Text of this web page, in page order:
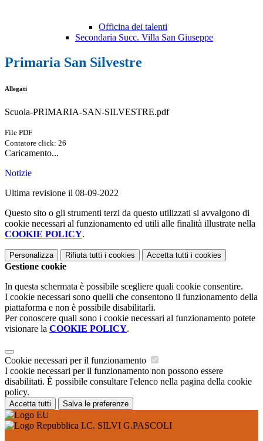
Officina dei talenti
Secondaria Succ. Villa San Giuseppe
Primaria San Silvestre
Allegati
Scuola-PRIMARIA-SAN-SILVESTRE.pdf
File PDF
Contatore click: 26
Caricamento...
Notizie
Ultima revisione il 08-09-2022
Questo sito o gli strumenti terzi da questo utilizzati si avvalgono di
cookie necessari al funzionamento ed utili alle finalità illustrate nella
COOKIE POLICY.
Personalizza Rifiuta tutti i cookies Accetta tutti i cookies
Gestione cookie
In questa schermata è possibile scegliere quali cookie consentire.
I cookie necessari sono quelli che consentono il funzionamento della
piattaforma e non è possibile disabilitarli.
Per conoscere quali sono i cookie necessari al funzionamento potete
visionare la COOKIE POLICY.
Cookie necessari per il funzionamento
I cookie necessari per il funzionamento non possono essere
disabilitati. È possibile consultare l'elenco nella pagina della cookie
policy.
Accetta tutti Salva le preferenze
I.C. SILVI G.PASCOLI